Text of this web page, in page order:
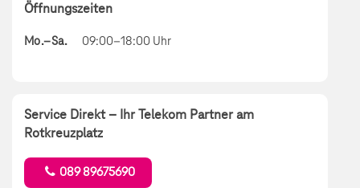
Öffnungszeiten
Mo.–Sa. 09:00–18:00 Uhr
Service Direkt – Ihr Telekom Partner am
Rotkreuzplatz
089 89675690